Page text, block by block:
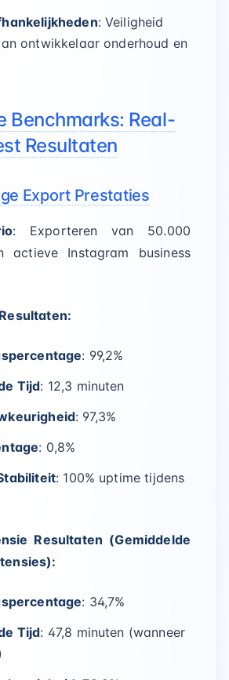
: Veiligheid
ontwikkelaar onderhoud en
Benchmarks: Real-
Resultaten
Export Prestaties
: Exporteren van 50.000
actieve Instagram business
: 99,2%
Tijd: 12,3 minuten
: 97,3%
: 0,8%
: 100% uptime tijdens
Resultaten (Gemiddelde
: 34,7%
Tijd: 47,8 minuten (wanneer